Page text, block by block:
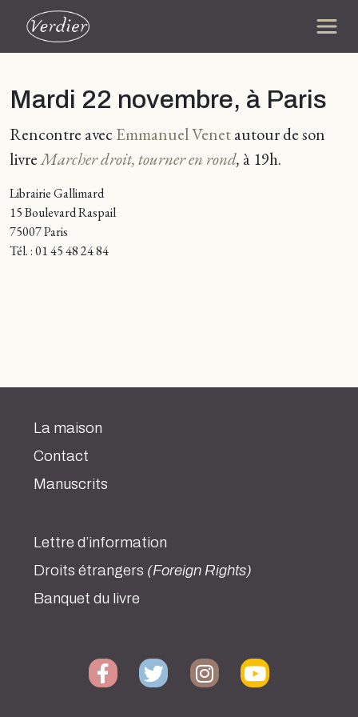
Mardi 22 novembre, à Paris
Rencontre avecEmmanuel Venetautour de son
livreMarcher droit, tourner en rond, à 19h.
Librairie Gallimard
15 Boulevard Raspail
75007 Paris
Tél. : 01 45 48 24 84
La maison
Contact
Manuscrits
Lettre d’information
Droits étrangers (Foreign Rights)
Banquet du livre